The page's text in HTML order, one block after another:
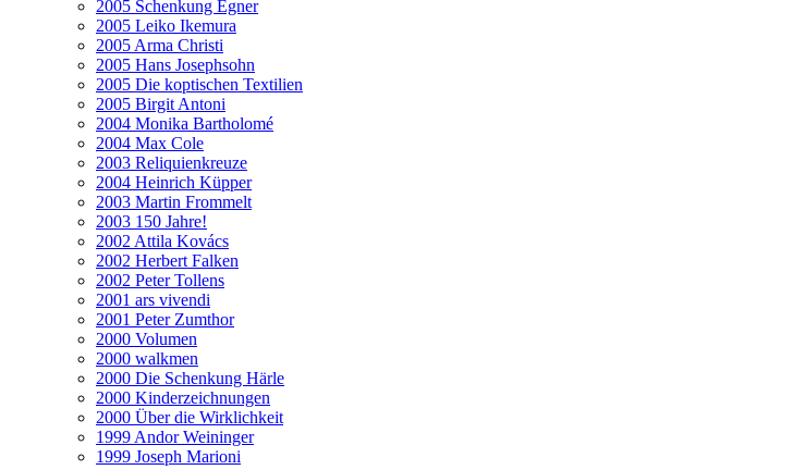
2005 Schenkung Egner
2005 Leiko Ikemura
2005 Arma Christi
2005 Hans Josephsohn
2005 Die koptischen Textilien
2005 Birgit Antoni
2004 Monika Bartholomé
2004 Max Cole
2003 Reliquienkreuze
2004 Heinrich Küpper
2003 Martin Frommelt
2003 150 Jahre!
2002 Attila Kovács
2002 Herbert Falken
2002 Peter Tollens
2001 ars vivendi
2001 Peter Zumthor
2000 Volumen
2000 walkmen
2000 Die Schenkung Härle
2000 Kinderzeichnungen
2000 Über die Wirklichkeit
1999 Andor Weininger
1999 Joseph Marioni